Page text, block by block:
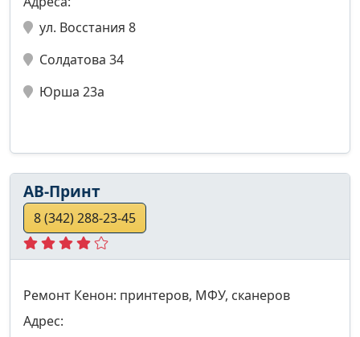
ул. Восстания 8
Солдатова 34
Юрша 23а
АВ-Принт
8 (342) 288-23-45
Ремонт Кенон: принтеров, МФУ, сканеров
Адрес: